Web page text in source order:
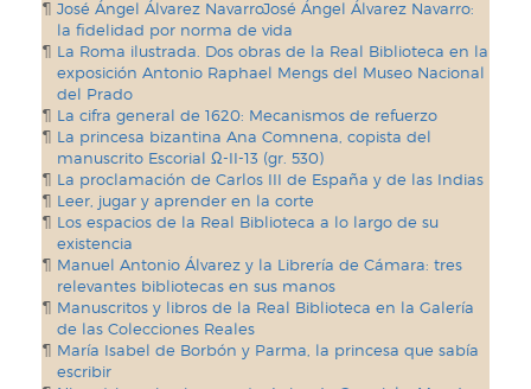
José Ángel Álvarez NavarroJosé Ángel Álvarez Navarro:
la fidelidad por norma de vida
La Roma ilustrada. Dos obras de la Real Biblioteca en la
exposición Antonio Raphael Mengs del Museo Nacional
del Prado
La cifra general de 1620: Mecanismos de refuerzo
La princesa bizantina Ana Comnena, copista del
manuscrito Escorial Ω-II-13 (gr. 530)
La proclamación de Carlos III de España y de las Indias
Leer, jugar y aprender en la corte
Los espacios de la Real Biblioteca a lo largo de su
existencia
Manuel Antonio Álvarez y la Librería de Cámara: tres
relevantes bibliotecas en sus manos
Manuscritos y libros de la Real Biblioteca en la Galería
de las Colecciones Reales
María Isabel de Borbón y Parma, la princesa que sabía
escribir